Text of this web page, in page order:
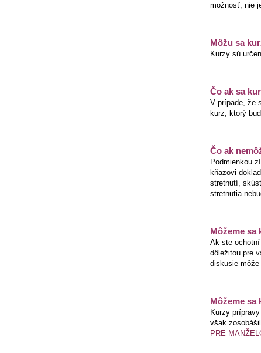
možnosť, nie
Môžu sa
Kurzy sú
Čo ak sa
V prípade, že
kurz, ktorý
Čo ak
Podmienkou
kňazovi
stretnutí,
stretnutia
Môžeme
Ak ste
dôležitou pre
diskusie
Môžeme sa
Kurzy
však
PRE